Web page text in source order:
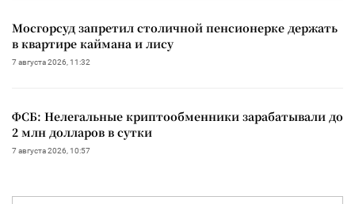
Мосгорсуд запретил столичной пенсионерке держать
в квартире каймана и лису
7 августа 2026, 11:32
ФСБ: Нелегальные криптообменники зарабатывали до
2 млн долларов в сутки
7 августа 2026, 10:57